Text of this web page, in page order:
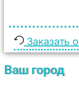
Заказать
Ваш город